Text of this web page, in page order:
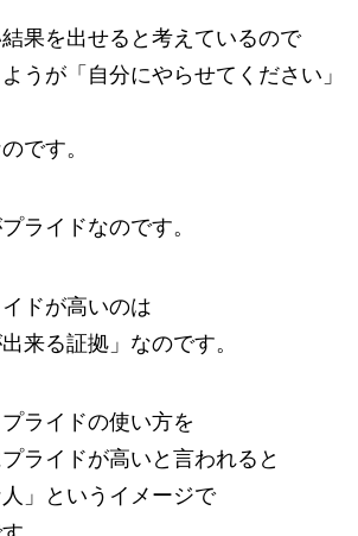
果を出せると考えているので
うが「自分にやらせてください」
です。
ライドなのです。
ドが高いのは
来る証拠」なのです。
ライドの使い方を
ライドが高いと言われると
人」というイメージで